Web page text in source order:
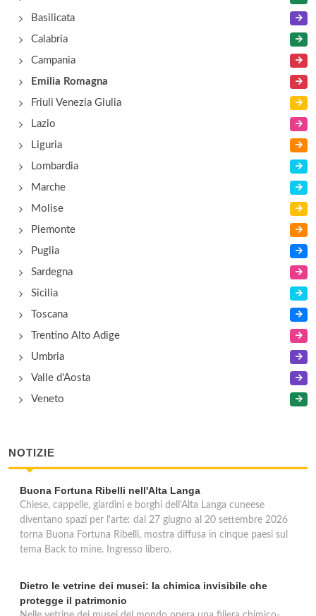
Largo Castello , Ferrara
Basilicata
Calabria
Campania
Emilia Romagna
Friuli Venezia Giulia
Lazio
Liguria
Lombardia
Marche
Molise
Piemonte
Puglia
Sardegna
Sicilia
Toscana
Trentino Alto Adige
Umbria
Valle d'Aosta
Veneto
NOTIZIE
Buona Fortuna Ribelli nell'Alta Langa
Chiese, cappelle, giardini e borghi dell'Alta Langa cuneese
diventano spazi per l'arte: dal 27 giugno al 20 settembre 2026
torna Buona Fortuna Ribelli, mostra diffusa in cinque paesi sul
tema Back to mine. Ingresso libero.
Dietro le vetrine dei musei: la chimica invisibile che
protegge il patrimonio